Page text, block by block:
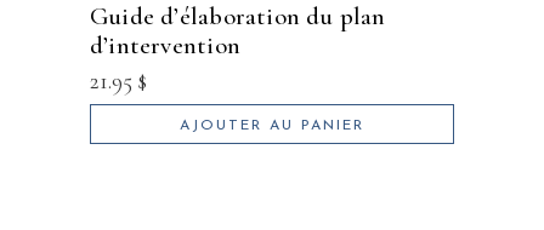
guide d’élaboration du plan
d’intervention
21.95 $
AJOUTER AU PANIER